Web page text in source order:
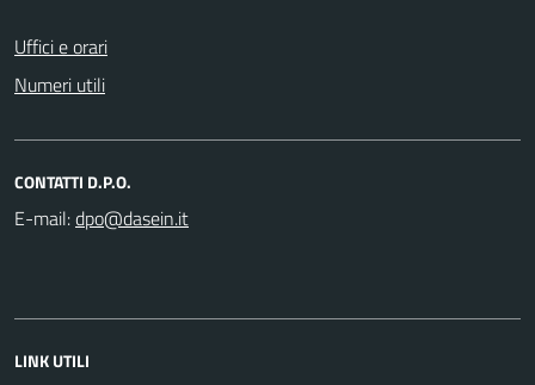
Uffici e orari
Numeri utili
CONTATTI D.P.O.
E-mail:
LINK UTILI